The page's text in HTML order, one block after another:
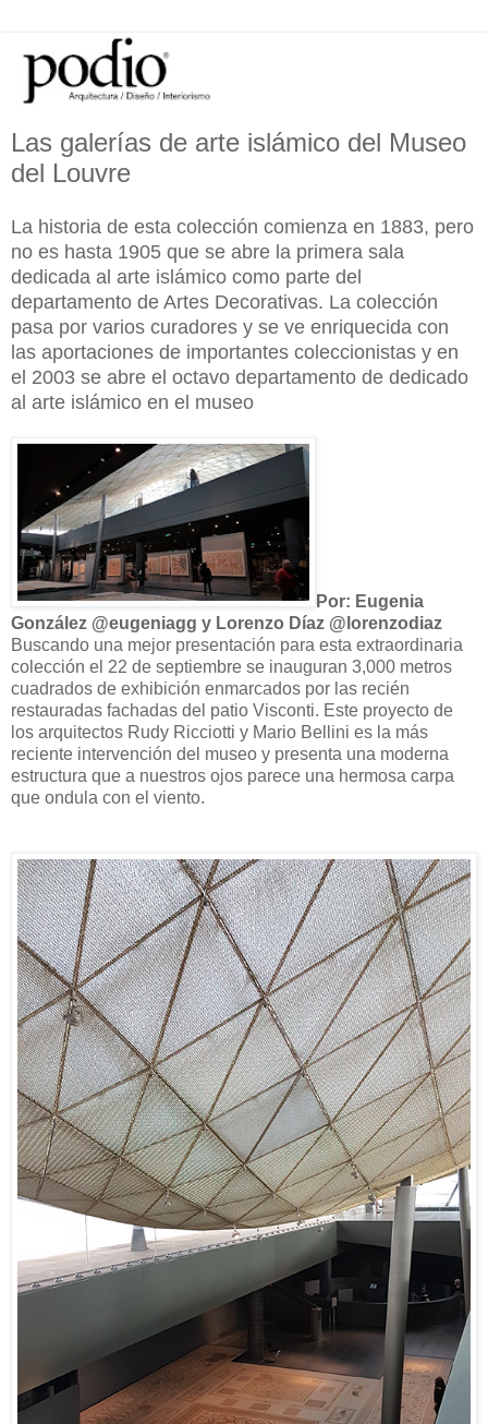
Las galerías de arte islámico del Museo
del Louvre
La historia de esta colección comienza en 1883, pero
no es hasta 1905 que se abre la primera sala
dedicada al arte islámico como parte del
departamento de Artes Decorativas. La colección
pasa por varios curadores y se ve enriquecida con
las aportaciones de importantes coleccionistas y en
el 2003 se abre el octavo departamento de dedicado
al arte islámico en el museo
Por: Eugenia
González @eugeniagg y Lorenzo Díaz @lorenzodiaz
Buscando una mejor presentación para esta extraordinaria
colección el 22 de septiembre se inauguran 3,000 metros
cuadrados de exhibición enmarcados por las recién
restauradas fachadas del patio Visconti. Este proyecto de
los arquitectos Rudy Ricciotti y Mario Bellini es la más
reciente intervención del museo y presenta una moderna
estructura que a nuestros ojos parece una hermosa carpa
que ondula con el viento.